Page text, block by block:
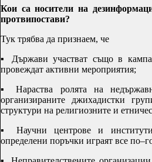
Кои са носители на
протвипостави?
Тук трябва да признаем, че
▪ Държави участват също в
провеждат активни мероприятия;
▪ Нараства ролята на
организираните джихадистки
структури на религиозните и
▪ Научни центрове и
определени поръчки играят все